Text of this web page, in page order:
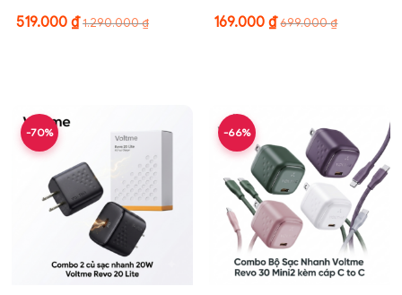
519.000 ₫1.290.000₫
169.000₫699.000₫
-70% -66%